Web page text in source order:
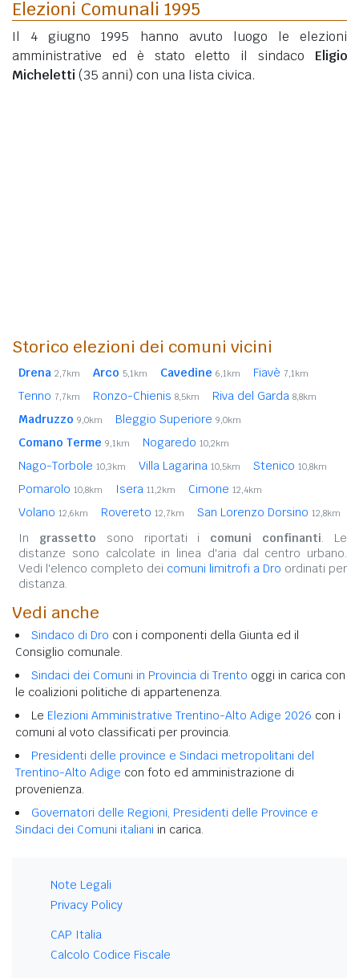
Elezioni Comunali 1995
Il 4 giugno 1995 hanno avuto luogo le elezioni
amministrative ed è stato eletto il sindaco Eligio
Micheletti (35 anni) con una lista civica.
Storico elezioni dei comuni vicini
Drena 2,7km Arco 5,1km Cavedine 6,1km Fiavè 7,1km
Tenno 7,7km Ronzo-Chienis 8,5km Riva del Garda 8,8km
Madruzzo 9,0km Bleggio Superiore 9,0km
Comano Terme 9,1km Nogaredo 10,2km
Nago-Torbole 10,3km Villa Lagarina 10,5km Stenico 10,8km
Pomarolo 10,8km Isera 11,2km Cimone 12,4km
Volano 12,6km Rovereto 12,7km San Lorenzo Dorsino 12,8km
In grassetto sono riportati i comuni confinanti. Le
distanze sono calcolate in linea d'aria dal centro urbano.
Vedi l'elenco completo dei comuni limitrofi a Dro ordinati per
distanza.
Vedi anche
Sindaco di Dro con i componenti della Giunta ed il
Consiglio comunale.
Sindaci dei Comuni in Provincia di Trento oggi in carica con
le coalizioni politiche di appartenenza.
Le Elezioni Amministrative Trentino-Alto Adige 2026 con i
comuni al voto classificati per provincia.
Presidenti delle province e Sindaci metropolitani del
Trentino-Alto Adige con foto ed amministrazione di
provenienza.
Governatori delle Regioni, Presidenti delle Province e
Sindaci dei Comuni italiani in carica.
Note Legali
Privacy Policy
CAP Italia
Calcolo Codice Fiscale